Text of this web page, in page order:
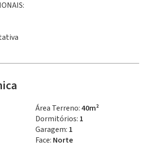
Área Terreno:40m²
Dormitórios: 1
Garagem: 1
Face: Norte